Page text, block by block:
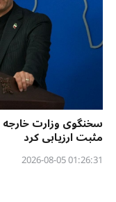
سخنگوی وزارت خارجه
مثبت ارزیابی کرد
01:26:31 2026-08-05